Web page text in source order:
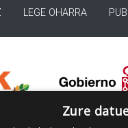
LEGE OHARRA
Zure